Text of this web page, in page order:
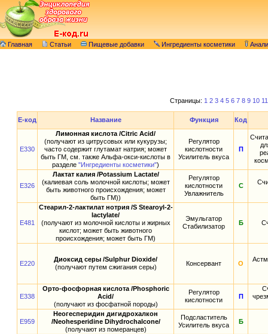
Главная Статьи Пищевые добавки Ингредиенты косметики
Страницы: 1 2 3 4 5 6 7 8 9 10 11
E-код Название Функция Код
E330
Лимонная кислота /Citric Acid/
(получают из цитрусовых или кукурузы;
часто содержит глутамат натрия; может
быть ГМ, см. также Альфа-окси-кислоты в
разделе "Ингредиенты косметики")
Регулятор
кислотности
Усилитель вкуса
П
E326
Лактат калия /Potassium Lactate/
(калиевая соль молочной кислоты; может
быть животного происхождения; может
быть ГМ))
Регулятор
кислотности
Увлажнитель
С
E481
Стеарил-2-лактилат нотрия /S Stearoyl-2-
lactylate/
(получают из молочной кислоты и жирных
кислот; может быть животного
происхождения; может быть ГМ)
Эмульгатор
Стабилизатор
Б
E220
Диоксид серы /Sulphur Dioxide/
(получают путем сжигания серы)
Консервант О
E338
Орто-фосфорная кислота /Phosphoric
Acid/
(получают из фосфатной породы)
Регулятор
кислотности
П
E959
Неогесперидин дигидрохалкон
/Neohesperidine Dihydrochalcone/
(получают из померанцев)
Подсластитель
Усилитель вкуса
Б